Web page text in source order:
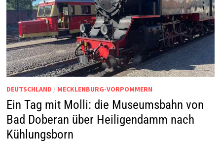
DEUTSCHLAND / MECKLENBURG-VORPOMMERN
Ein Tag mit Molli: die Museumsbahn von
Bad Doberan über Heiligendamm nach
Kühlungsborn